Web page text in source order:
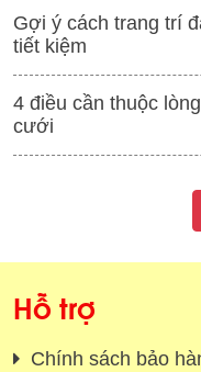
Gợi ý cách trang trí
tiết kiệm
4 điều cần thuộc
cưới
Hỗ trợ
Chính sách bảo